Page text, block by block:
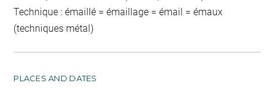
Technique : émaillé = émaillage = émail = émaux
(techniques métal)
PLACES AND DATES